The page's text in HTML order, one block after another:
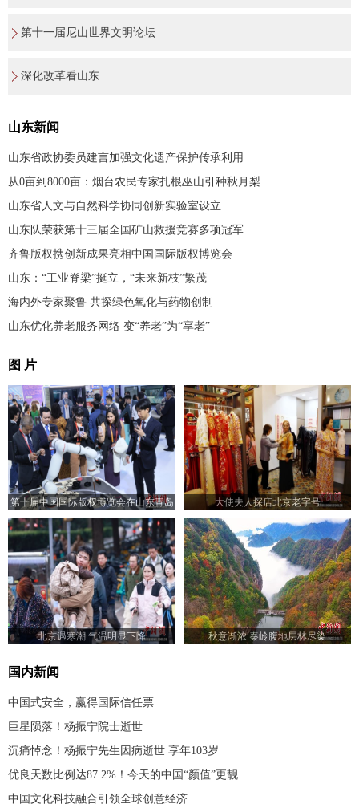
第十一届尼山世界文明论坛
深化改革看山东
山东新闻
山东省政协委员建言加强文化遗产保护传承利用
从0亩到8000亩：烟台农民专家扎根巫山引种秋月梨
山东省人文与自然科学协同创新实验室设立
山东队荣获第十三届全国矿山救援竞赛多项冠军
齐鲁版权携创新成果亮相中国国际版权博览会
山东：“工业脊梁”挺立，“未来新枝”繁茂
海内外专家聚鲁 共探绿色氧化与药物创制
山东优化养老服务网络 变“养老”为“享老”
图 片
第十届中国国际版权博览会在山东青岛
开幕
大使夫人探店北京老字号
北京遇寒潮 气温明显下降 秋意渐浓 秦岭腹地层林尽染
国内新闻
中国式安全，赢得国际信任票
巨星陨落！杨振宁院士逝世
沉痛悼念！杨振宁先生因病逝世 享年103岁
优良天数比例达87.2%！今天的中国“颜值”更靓
中国文化科技融合引领全球创意经济